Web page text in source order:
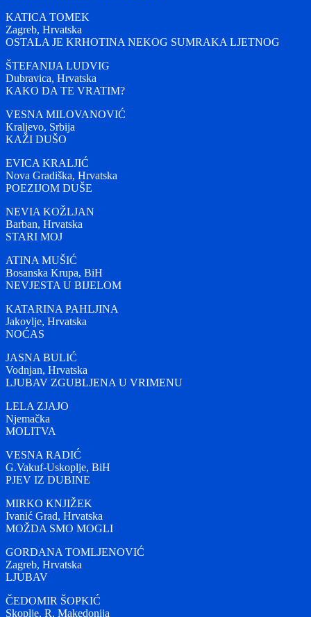
KATICA TOMEK
Zagreb, Hrvatska
OSTALA JE KRHOTINA NEKOG SUMRAKA LJETNOG
ŠTEFANIJA LUDVIG
Dubravica, Hrvatska
KAKO DA TE VRATIM?
VESNA MILOVANOVIĆ
Kraljevo, Srbija
KAŽI DUŠO
EVICA KRALJIĆ
Nova Gradiška, Hrvatska
POEZIJOM DUŠE
NEVIA KOŽLJAN
Barban, Hrvatska
STARI MOJ
ATINA MUŠIĆ
Bosanska Krupa, BiH
NEVJESTA U BIJELOM
KATARINA PAHLJINA
Jakovlje, Hrvatska
NOĆAS
JASNA BULIĆ
Vodnjan, Hrvatska
LJUBAV ZGUBLJENA U VRIMENU
LELA ZJAJO
Njemačka
MOLITVA
VESNA RADIĆ
G.Vakuf-Uskoplje, BiH
PJEV IZ DUBINE
MIRKO KNJIŽEK
Ivanić Grad, Hrvatska
MOŽDA SMO MOGLI
GORDANA TOMLJENOVIĆ
Zagreb, Hrvatska
LJUBAV
ČEDOMIR ŠOPKIĆ
Skoplje, R. Makedonija